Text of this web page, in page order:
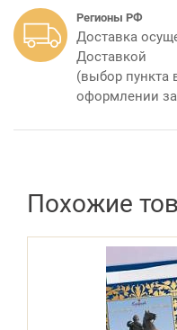
Регионы РФ
Доставка
Доставкой
(выбор пункта
оформлении
Похожие